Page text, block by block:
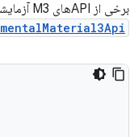
برخی از APIهای M3 آزمایشی در نظر گرفته می‌شوند. در چنین مواردی، باید با استفاده از حاشیه‌نویسی